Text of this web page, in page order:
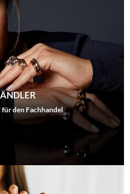
den Fachhandel